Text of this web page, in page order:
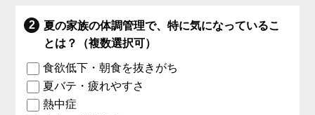
夏の家族の体調管理で、特に気になっているこ
とは？（複数選択可）
食欲低下・朝食を抜きがち
夏バテ・疲れやすさ
熱中症